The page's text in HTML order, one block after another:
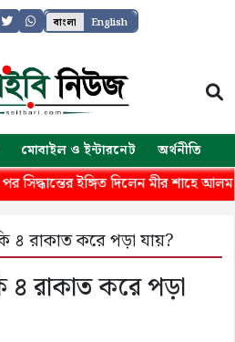
বাংলা English
মোবাইল ও ইন্টারনেট অর্থনীতি
ইঙ্গিত দিলেন মীর শাহে আলম
৪ রাকাত করে পড়া যায়?
৪ রাকাত করে পড়া